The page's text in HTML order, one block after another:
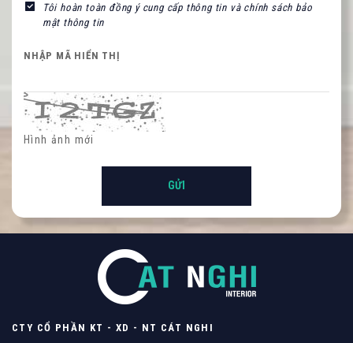
Tôi hoàn toàn đồng ý cung cấp thông tin và chính sách bảo
mật thông tin
NHẬP MÃ HIỂN THỊ
Hình ảnh mới
CTY CỔ PHẦN KT - XD - NT CÁT NGHI